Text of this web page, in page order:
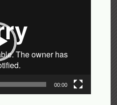
00:00